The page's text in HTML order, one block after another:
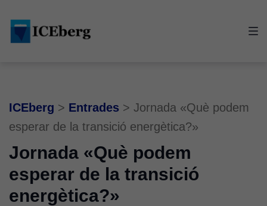
main
content
footer
ICEberg > Entrades > Jornada «Què podem
esperar de la transició energètica?»
Jornada «Què podem
esperar de la transició
energètica?»